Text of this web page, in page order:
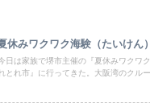
休みワクワク海験（たいけん
日は家族で堺市主催の『夏休みワクワ
とれ市』に行ってきた。大阪湾のクルー